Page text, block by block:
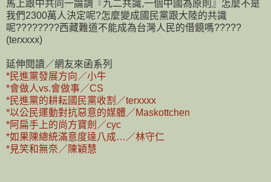
馬上跟中共同一論調『九二共識,一個中國為原則』怎麼不是
我們2300萬人決定呢?怎麼變成國民黨跟大陸的共識
呢????????西藏難道不能成為台灣人民的借鏡嗎?????
(terxxxx)
延伸閱讀／網友來函系列
*民進黨發展方向／小牛
*會做人vs.會做事／CS
*民進黨的耕耘國民黨收割／terxxxx
*以公民運動對抗惡意的媒體／Maskottchen
*阿扁手上的尚方寶劍／cyc
*如果陳總統滿意度達八成…／林守仁
*見笑和無奈／陳穎慧